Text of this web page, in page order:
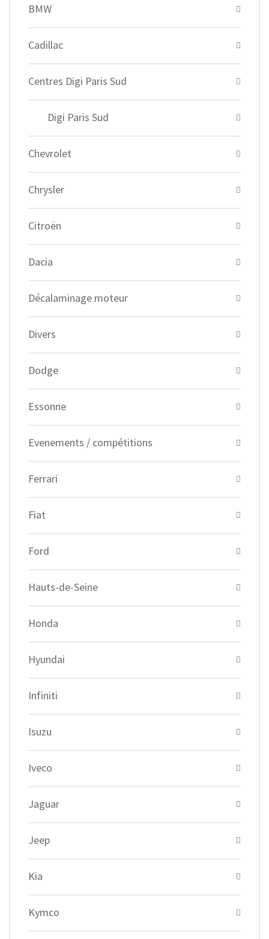
BMW
Cadillac
Centres Digi Paris Sud
Digi Paris Sud
Chevrolet
Chrysler
Citroën
Dacia
Décalaminage moteur
Divers
Dodge
Essonne
Evenements / compétitions
Ferrari
Fiat
Ford
Hauts-de-Seine
Honda
Hyundai
Infiniti
Isuzu
Iveco
Jaguar
Jeep
Kia
Kymco